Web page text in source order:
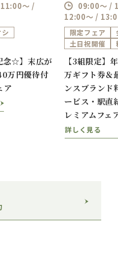
～ /
念☆】末広が
万円優待付
ア
09:00～ /
12:00～ /
限定フェア
土日祝開催
【3組限定】
万ギフト券＆
ンスブランド
ービス・駅
レミアムフェ
詳しく見る